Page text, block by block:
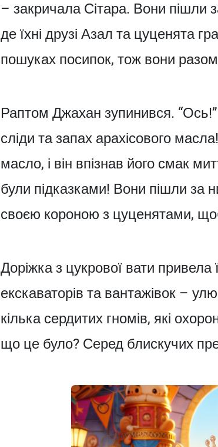
– закричала Сітара. Вони пішли
де їхні друзі Азал та цуценята
пошуках посипок, тож вони
Раптом Джахан зупинився. “Ось!”
сліди та запах арахісового
масло, і він впізнав його смак
були підказками! Вони пішли за
своєю короною з цуценятами,
Доріжка з цукрової вати привела
екскаваторів та вантажівок –
кілька сердитих гномів, які
що це було? Серед блискучих